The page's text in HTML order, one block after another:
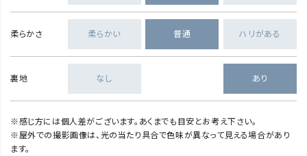
柔らかさ 柔らかい 普通 ハリがある
裏地 なし あり
※感じ方には個人差がございます。あくまでも目安とお考え下さい。
※屋外での撮影画像は、光の当たり具合で色味が異なって見える場合があり
ます。